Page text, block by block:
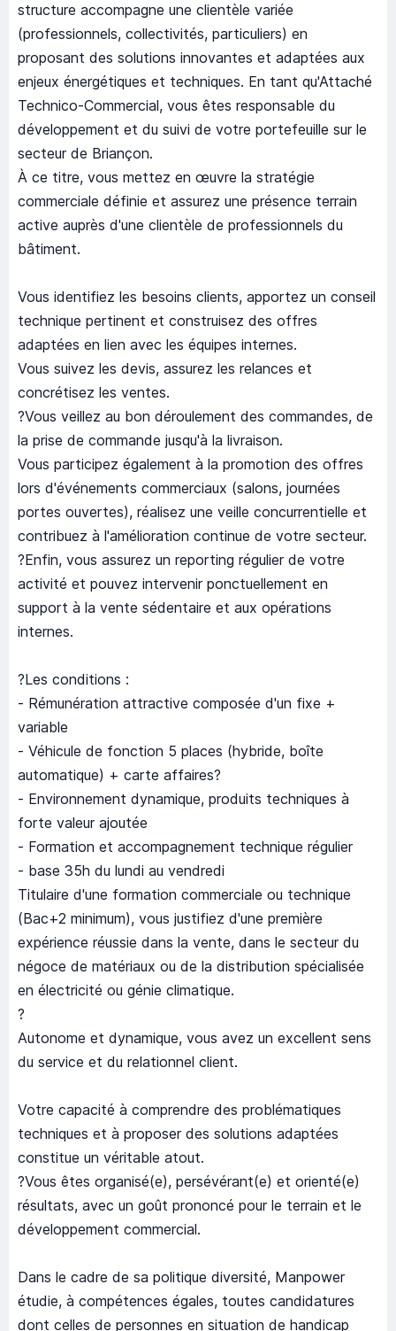
structure accompagne une clientèle variée
(professionnels, collectivités, particuliers) en
proposant des solutions innovantes et adaptées aux
enjeux énergétiques et techniques. En tant qu'Attaché
Technico-Commercial, vous êtes responsable du
développement et du suivi de votre portefeuille sur le
secteur de Briançon.
À ce titre, vous mettez en œuvre la stratégie
commerciale définie et assurez une présence terrain
active auprès d'une clientèle de professionnels du
bâtiment.
Vous identifiez les besoins clients, apportez un conseil
technique pertinent et construisez des offres
adaptées en lien avec les équipes internes.
Vous suivez les devis, assurez les relances et
concrétisez les ventes.
?Vous veillez au bon déroulement des commandes, de
la prise de commande jusqu'à la livraison.
Vous participez également à la promotion des offres
lors d'événements commerciaux (salons, journées
portes ouvertes), réalisez une veille concurrentielle et
contribuez à l'amélioration continue de votre secteur.
?Enfin, vous assurez un reporting régulier de votre
activité et pouvez intervenir ponctuellement en
support à la vente sédentaire et aux opérations
internes.
?Les conditions :
- Rémunération attractive composée d'un fixe +
variable
- Véhicule de fonction 5 places (hybride, boîte
automatique) + carte affaires?
- Environnement dynamique, produits techniques à
forte valeur ajoutée
- Formation et accompagnement technique régulier
- base 35h du lundi au vendredi
Titulaire d'une formation commerciale ou technique
(Bac+2 minimum), vous justifiez d'une première
expérience réussie dans la vente, dans le secteur du
négoce de matériaux ou de la distribution spécialisée
en électricité ou génie climatique.
?
Autonome et dynamique, vous avez un excellent sens
du service et du relationnel client.
Votre capacité à comprendre des problématiques
techniques et à proposer des solutions adaptées
constitue un véritable atout.
?Vous êtes organisé(e), persévérant(e) et orienté(e)
résultats, avec un goût prononcé pour le terrain et le
développement commercial.
Dans le cadre de sa politique diversité, Manpower
étudie, à compétences égales, toutes candidatures
dont celles de personnes en situation de handicap